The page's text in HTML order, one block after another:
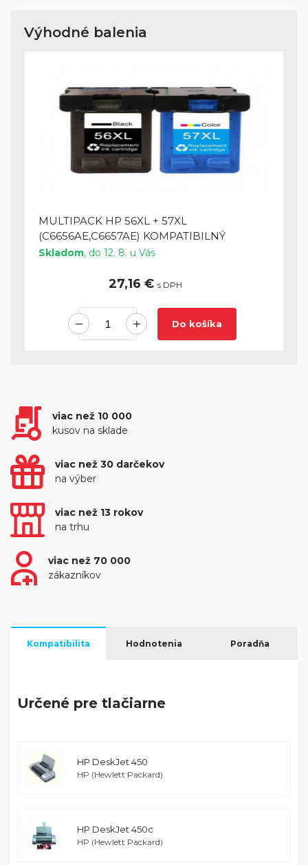
Výhodné balenia
MULTIPACK HP 56XL + 57XL
(C6656AE,C6657AE) KOMPATIBILNÝ
Skladom, do 12. 8. u Vás
27,16 € s DPH
Do košíka
viac než 10 000
kusov na sklade
viac než 30 darčekov
na výber
viac než 13 rokov
na trhu
viac než 70 000
zákazníkov
Kompatibilita Hodnotenia Poradňa
Určené pre tlačiarne
HP DeskJet 450
HP (Hewlett Packard)
HP DeskJet 450c
HP (Hewlett Packard)